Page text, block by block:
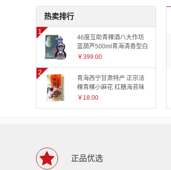
热卖排行
46度互助青稞酒八大作坊
蓝葫芦500ml青海清香型白
酒礼盒年份酒系列
￥399.00
青海西宁甘肃特产 正宗洁
稞青稞小麻花 红糖海苔味
粗粮零食小吃
￥18.00
正品优选